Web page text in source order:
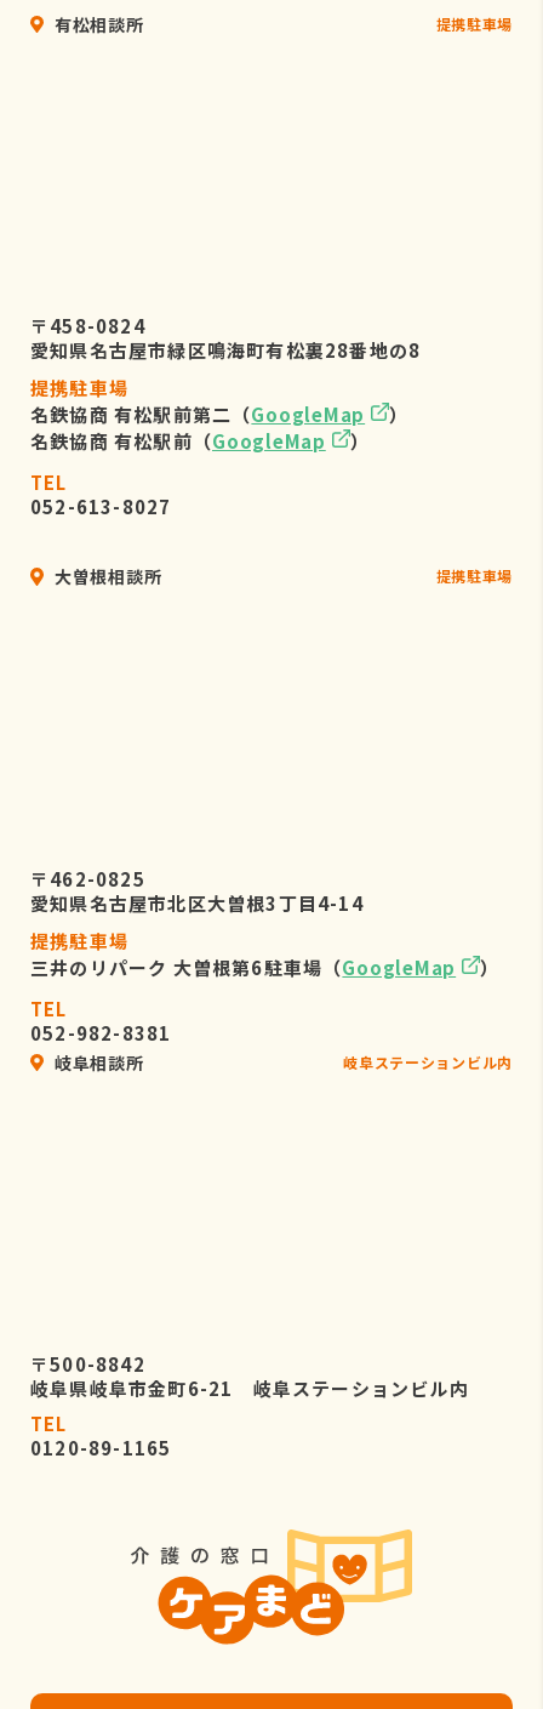
有松相談所 提携駐車場
〒458-0824
愛知県名古屋市緑区鳴海町有松裏28番地の8
提携駐車場
名鉄協商 有松駅前第二（GoogleMap
）
名鉄協商 有松駅前（GoogleMap
）
TEL
052-613-8027
大曽根相談所 提携駐車場
〒462-0825
愛知県名古屋市北区大曽根3丁目4-14
提携駐車場
三井のリパーク 大曽根第6駐車場（GoogleMap
）
TEL
052-982-8381
岐阜相談所 岐阜ステーションビル内
〒500-8842
岐阜県岐阜市金町6-21 岐阜ステーションビル内
TEL
0120-89-1165